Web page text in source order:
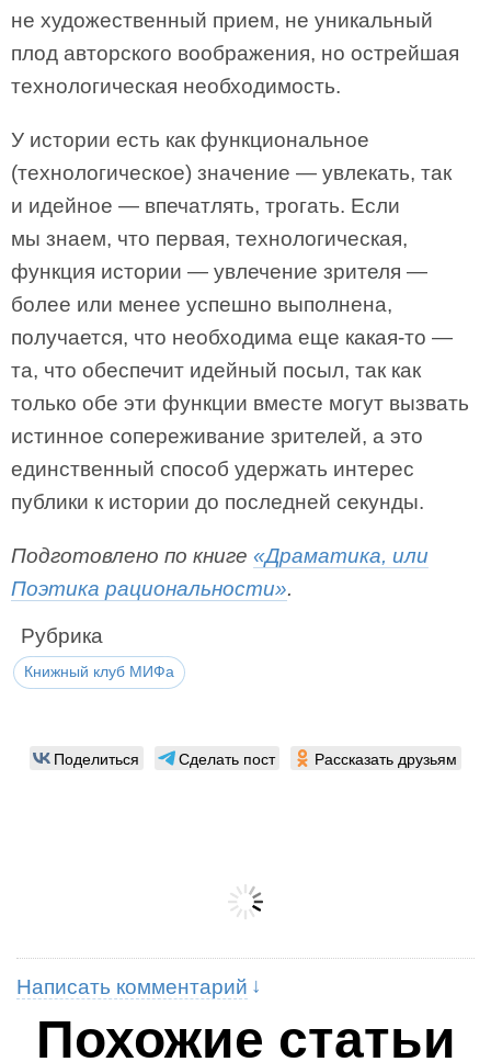
не художественный прием, не уникальный
плод авторского воображения, но острейшая
технологическая необходимость.
У истории есть как функциональное
(технологическое) значение — увлекать, так
и идейное — впечатлять, трогать. Если
мы знаем, что первая, технологическая,
функция истории — увлечение зрителя —
более или менее успешно выполнена,
получается, что необходима еще какая-то —
та, что обеспечит идейный посыл, так как
только обе эти функции вместе могут вызвать
истинное сопереживание зрителей, а это
единственный способ удержать интерес
публики к истории до последней секунды.
Подготовлено по книге «Драматика, или
Поэтика рациональности».
Рубрика
Книжный клуб МИФа
Поделиться Сделать пост Рассказать друзьям
Написать комментарий
Похожие статьи